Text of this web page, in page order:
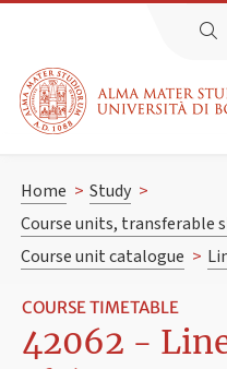
Home > Study >
Course units, transferable
Course unit catalogue >
COURSE TIMETABLE
42062 -